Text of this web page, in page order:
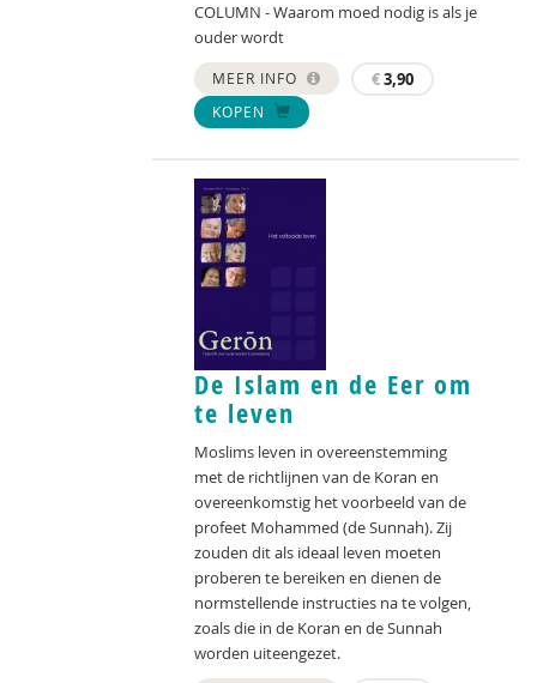
COLUMN - Waarom moed nodig is als je
ouder wordt
MEER INFO €3,90
KOPEN
De Islam en de Eer om
te leven
Moslims leven in overeenstemming
met de richtlijnen van de Koran en
overeenkomstig het voorbeeld van de
profeet Mohammed (de Sunnah). Zij
zouden dit als ideaal leven moeten
proberen te bereiken en dienen de
normstellende instructies na te volgen,
zoals die in de Koran en de Sunnah
worden uiteengezet.